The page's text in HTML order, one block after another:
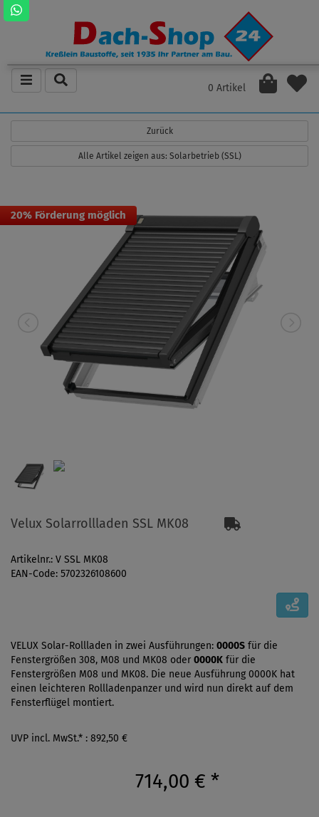
0 Artikel
Zurück
Alle Artikel zeigen aus: Solarbetrieb (SSL)
20% Förderung möglich
Velux Solarrollladen SSL MK08
Artikelnr.: V SSL MK08
EAN-Code: 5702326108600
VELUX Solar-Rollladen in zwei Ausführungen: 0000S für die
Fenstergrößen 308, M08 und MK08 oder 0000K für die
Fenstergrößen M08 und MK08. Die neue Ausführung 0000K hat
einen leichteren Rollladenpanzer und wird nun direkt auf dem
Fensterflügel montiert.
UVP incl. MwSt.* : 892,50 €
714,00 € *